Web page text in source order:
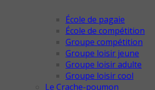
École de pagaie
École de compétition
Groupe compétition
Groupe loisir jeune
Groupe loisir adulte
Groupe loisir cool
Le Crache-poumon